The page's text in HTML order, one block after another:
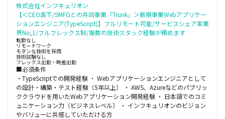
株式会社インフキュリオン
【＜CEO直下/SMFGとの共同事業「Trunk」＞新規事業Webアプリケー
ションエンジニア(TypeScript)】フルリモート可能/サービスシェア率業
界No,1/フルフレックス制/複数の技術スタック経験が積めます
転勤なし
リモートワーク
モダンな技術を採用
技術試験なし
フレックス出勤・時差出勤
■必須条件
・TypeScriptでの開発経験 ・ Webアプリケーションエンジニアとして
の設計・構築・テスト経験（5年以上） ・ AWS、Azureなどのパブリッ
ククラウドを用いたWebアプリケーション開発経験 ・ 日本語でのコミ
ュニケーション力（ビジネスレベル） ・ インフキュリオンのビジョン
やバリューに共感していただける方